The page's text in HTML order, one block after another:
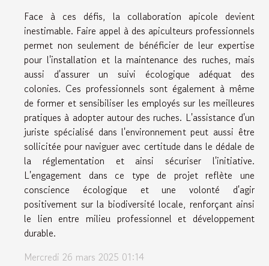
Face à ces défis, la collaboration apicole devient
inestimable. Faire appel à des apiculteurs professionnels
permet non seulement de bénéficier de leur expertise
pour l'installation et la maintenance des ruches, mais
aussi d'assurer un suivi écologique adéquat des
colonies. Ces professionnels sont également à même
de former et sensibiliser les employés sur les meilleures
pratiques à adopter autour des ruches. L'assistance d'un
juriste spécialisé dans l'environnement peut aussi être
sollicitée pour naviguer avec certitude dans le dédale de
la réglementation et ainsi sécuriser l'initiative.
L'engagement dans ce type de projet reflète une
conscience écologique et une volonté d'agir
positivement sur la biodiversité locale, renforçant ainsi
le lien entre milieu professionnel et développement
durable.
Mercredi 26 mars 2025 01:14